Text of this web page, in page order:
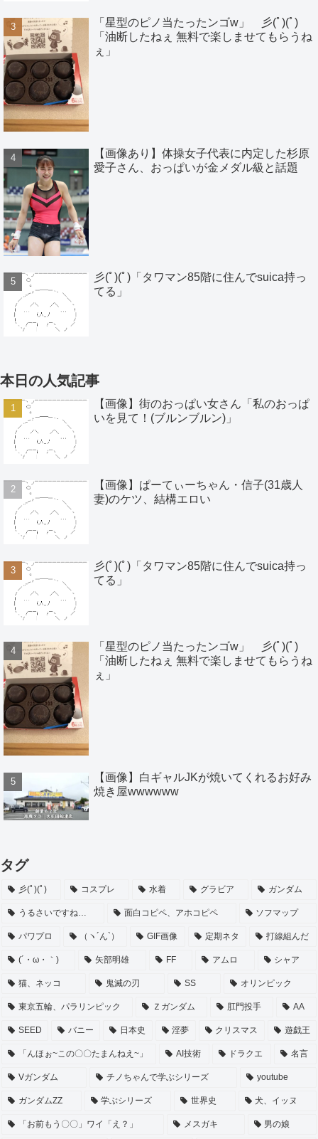
「星型のピノ当たったンゴw」 彡(ﾟ)(ﾟ)
「油断したねぇ 無料で楽しませてもらうね
ぇ」
【画像あり】体操女子代表に内定した杉原
愛子さん、おっぱいが金メダル級と話題
彡(ﾟ)(ﾟ)「タワマン85階に住んでsuica持っ
てる」
本日の人気記事
【画像】街のおっぱい女さん「私のおっぱ
いを見て！(ブルンブルン)」
【画像】ぱーてぃーちゃん・信子(31歳人
妻)のケツ、結構エロい
彡(ﾟ)(ﾟ)「タワマン85階に住んでsuica持っ
てる」
「星型のピノ当たったンゴw」 彡(ﾟ)(ﾟ)
「油断したねぇ 無料で楽しませてもらうね
ぇ」
【画像】白ギャルJKが焼いてくれるお好み
焼き屋wwwwww
タグ
彡(ﾟ)(ﾟ) コスプレ 水着 グラビア ガンダム
うるさいですね… 面白コピペ、アホコピペ ソフマップ
パワプロ （ヽ´ん`） GIF画像 定期ネタ 打線組んだ
(´・ω・｀) 矢部明雄 FF アムロ シャア
猫、ネッコ 鬼滅の刃 SS オリンピック
東京五輪、パラリンピック Ｚガンダム 肛門投手 AA
SEED バニー 日本史 淫夢 クリスマス 遊戯王
「んほぉ~この〇〇たまんねえ~」 AI技術 ドラクエ 名言
Vガンダム チノちゃんで学ぶシリーズ youtube
ガンダムZZ 学ぶシリーズ 世界史 犬、イッヌ
「お前もう〇〇」ワイ「え？」 メスガキ 男の娘